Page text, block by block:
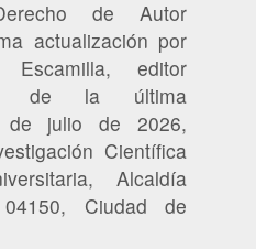
de Autor
actualización por
Escamilla, editor
de la última
de julio de 2026,
Científica
Alcaldía
Ciudad de